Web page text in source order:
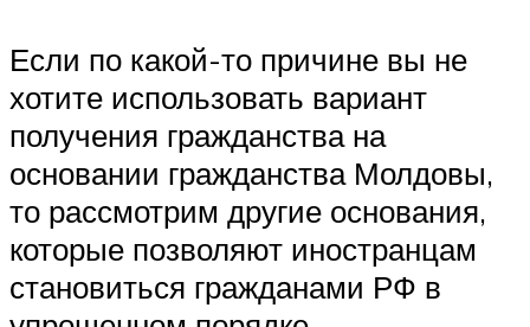
Если по какой-то причине вы не
хотите использовать вариант
получения гражданства на
основании гражданства Молдовы,
то рассмотрим другие основания,
которые позволяют иностранцам
становиться гражданами РФ в